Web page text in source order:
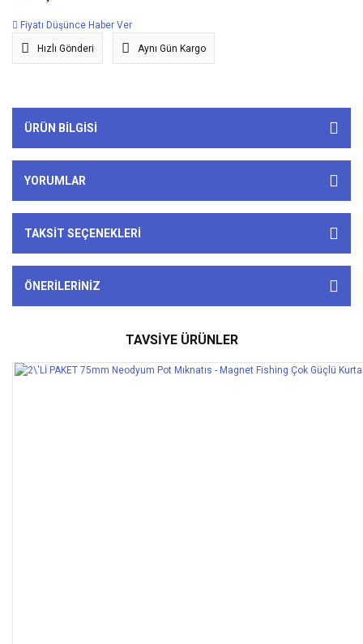
Fiyatı Düşünce Haber Ver
Hızlı Gönderi Aynı Gün Kargo
ÜRÜN BILGISI
YORUMLAR
TAKSIT SEÇENEKLERI
ÖNERILERINIZ
TAVSİYE ÜRÜNLER